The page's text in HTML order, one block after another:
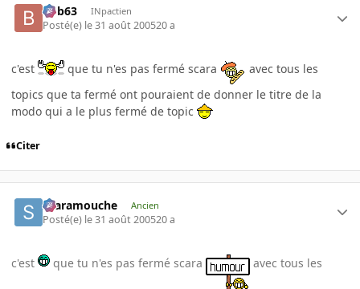
bob63 INpactien
Posté(e) le 31 août 200520 a
c'est que tu n'es pas fermé scara
avec tous les
topics que ta fermé ont pouraient de donner le titre de la
modo qui a le plus fermé de topic
Citer
Scaramouche Ancien
Posté(e) le 31 août 200520 a
c'est que tu n'es pas fermé scara avec tous les